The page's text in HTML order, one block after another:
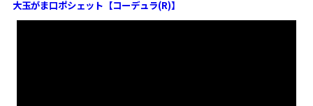
大玉がま口ポシェット【コーデュラ(R)】